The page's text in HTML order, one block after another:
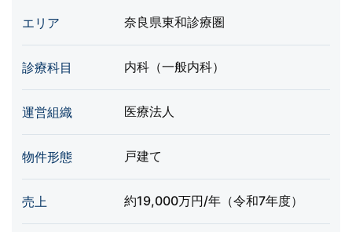
エリア 奈良県東和診療圏
診療科目 内科（一般内科）
運営組織 医療法人
物件形態 戸建て
売上 約19,000万円/年（令和7年度）